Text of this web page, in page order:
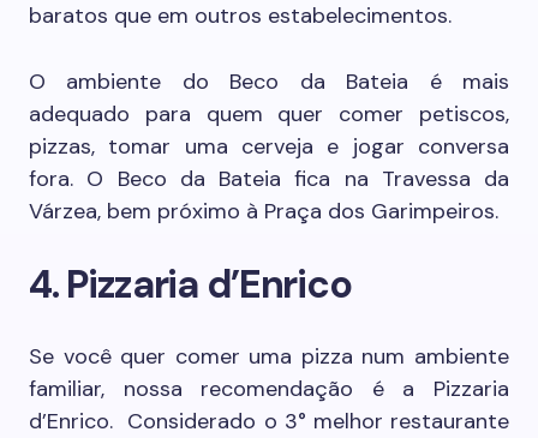
baratos que em outros estabelecimentos.
O ambiente do Beco da Bateia é mais
adequado para quem quer comer petiscos,
pizzas, tomar uma cerveja e jogar conversa
fora. O Beco da Bateia fica na Travessa da
Várzea, bem próximo à Praça dos Garimpeiros.
4. Pizzaria d’Enrico
Se você quer comer uma pizza num ambiente
familiar, nossa recomendação é a Pizzaria
d’Enrico. Considerado o 3° melhor restaurante